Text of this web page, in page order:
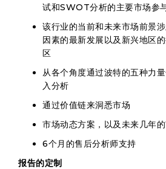
试和SWOT分析的主要市场参
该行业的当前和未来市场前景
因素的最新发展以及新兴地区
区
从各个角度通过波特的五种力
入分析
通过价值链来洞悉市场
市场动态方案，以及未来几年
6个月的售后分析师支持
报告的定制